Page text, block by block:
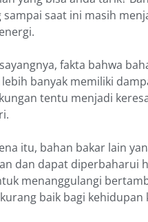
sampai saat ini masih
fakta bahwa
banyak memiliki
tentu menjadi
itu, bahan bakar lain
dan dapat diperbaharui
menanggulangi
baik bagi kehidupan